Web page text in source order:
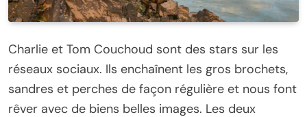
Charlie et Tom Couchoud sont des stars sur les
réseaux sociaux. Ils enchaînent les gros brochets,
sandres et perches de façon régulière et nous font
rêver avec de biens belles images. Les deux